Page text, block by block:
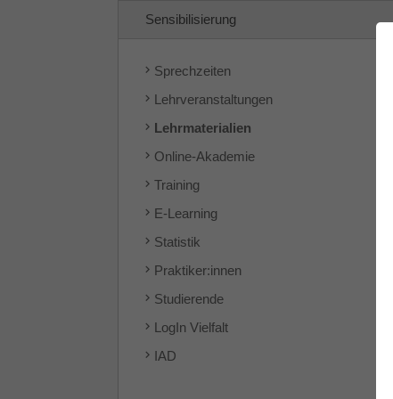
Sensibilisierung
Sprechzeiten
Lehrveranstaltungen
Lehrmaterialien
Online-Akademie
Training
E-Learning
Statistik
Praktiker:innen
Studierende
LogIn Vielfalt
IAD